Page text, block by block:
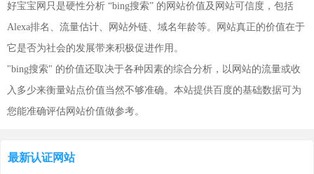
好宝宝网只是硬性分析 “bing搜索” 的网站价值及网站可信度，包括
Alexa排名、流量估计、网站外链、域名年龄等。网站真正的价值在于
它是否为社会的发展带来积极促进作用。
"bing搜索" 的价值还取决于各种因素的综合分析，以网站的流量或收
入多少来衡量站点价值当然不够准确。本站提供百度的基础数据可为
您能准确评估网站价值做参考。
最新认证网站